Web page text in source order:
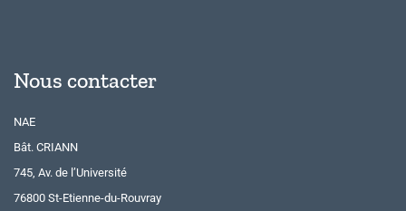
Nous contacter
NAE
Bât. CRIANN
745, Av. de l’Université
76800 St-Etienne-du-Rouvray